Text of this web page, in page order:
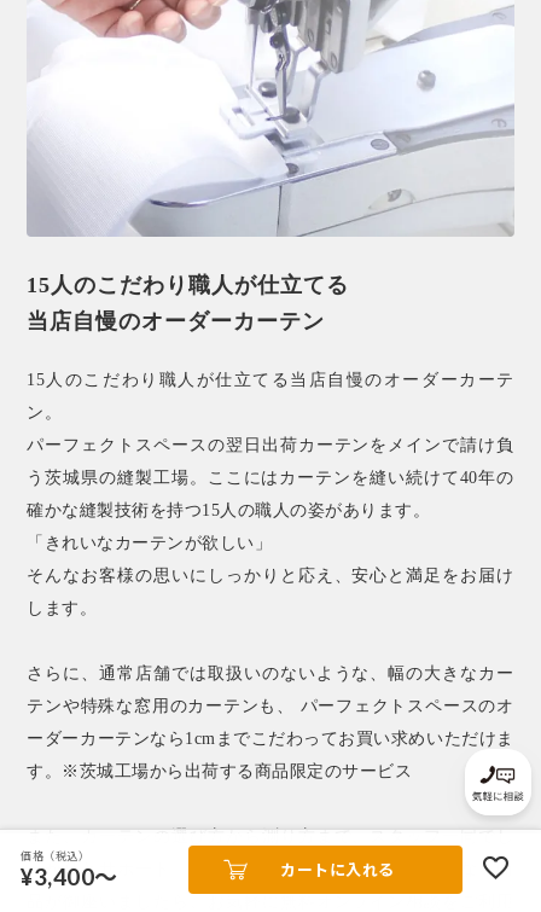
15人のこだわり職人が仕立てる
当店自慢のオーダーカーテン
15人のこだわり職人が仕立てる当店自慢のオーダーカーテ
ン。
パーフェクトスペースの翌日出荷カーテンをメインで請け負
う茨城県の縫製工場。ここにはカーテンを縫い続けて40年の
確かな縫製技術を持つ15人の職人の姿があります。
「きれいなカーテンが欲しい」
そんなお客様の思いにしっかりと応え、安心と満足をお届け
します。
さらに、通常店舗では取扱いのないような、幅の大きなカー
テンや特殊な窓用のカーテンも、 パーフェクトスペースのオ
ーダーカーテンなら1cmまでこだわってお買い求めいただけま
す。※茨城工場から出荷する商品限定のサービス
っかりとサポート。サンプル生地も無料ですので気になる商
価格（税込）
¥3,400～ カートに入れる